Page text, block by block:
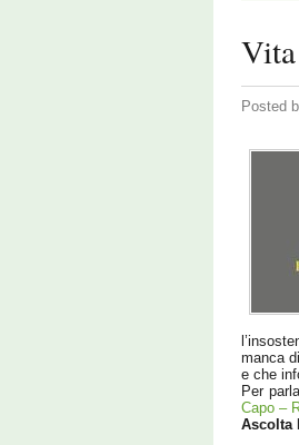
Posted
manca
e che
Per
Capo –
Ascolta